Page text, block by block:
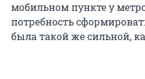
мобильном пункте у
потребность
была такой же сильной,